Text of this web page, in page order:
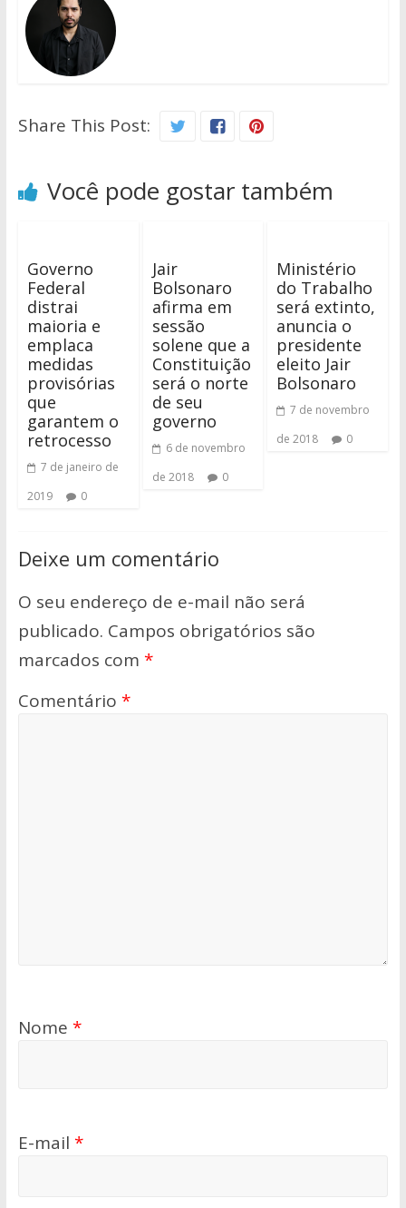
Share This Post:
Você pode gostar também
Governo
Federal
distrai
maioria e
emplaca
medidas
provisórias
que
garantem o
retrocesso
7 de janeiro de
2019
0
Jair
Bolsonaro
afirma em
sessão
solene que a
Constituição
será o norte
de seu
governo
6 de novembro
de 2018
0
Ministério
do Trabalho
será extinto,
anuncia o
presidente
eleito Jair
Bolsonaro
7 de novembro
de 2018
0
Deixe um comentário
O seu endereço de e-mail não será
publicado. Campos obrigatórios são
marcados com *
Comentário *
Nome *
E-mail *